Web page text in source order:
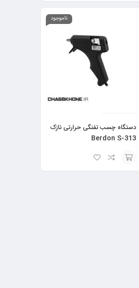
ناموجود
دستگاه چسب تفنگی حرارتی نازک
Berdon S-313